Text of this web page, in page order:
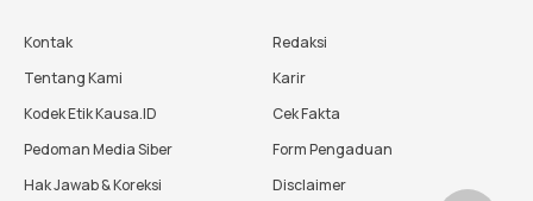
Kontak
Redaksi
Tentang Kami
Karir
Kodek Etik Kausa.ID
Cek Fakta
Pedoman Media Siber
Form Pengaduan
Hak Jawab & Koreksi
Disclaimer